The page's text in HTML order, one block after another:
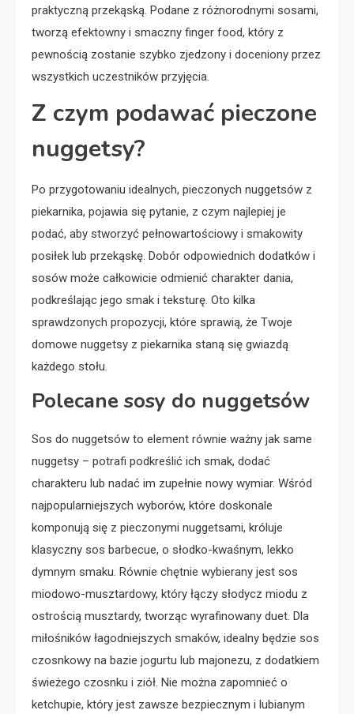
praktyczną przekąską. Podane z różnorodnymi sosami,
tworzą efektowny i smaczny finger food, który z
pewnością zostanie szybko zjedzony i doceniony przez
wszystkich uczestników przyjęcia.
Z czym podawać pieczone
nuggetsy?
Po przygotowaniu idealnych, pieczonych nuggetsów z
piekarnika, pojawia się pytanie, z czym najlepiej je
podać, aby stworzyć pełnowartościowy i smakowity
posiłek lub przekąskę. Dobór odpowiednich dodatków i
sosów może całkowicie odmienić charakter dania,
podkreślając jego smak i teksturę. Oto kilka
sprawdzonych propozycji, które sprawią, że Twoje
domowe nuggetsy z piekarnika staną się gwiazdą
każdego stołu.
Polecane sosy do nuggetsów
Sos do nuggetsów to element równie ważny jak same
nuggetsy – potrafi podkreślić ich smak, dodać
charakteru lub nadać im zupełnie nowy wymiar. Wśród
najpopularniejszych wyborów, które doskonale
komponują się z pieczonymi nuggetsami, króluje
klasyczny sos barbecue, o słodko-kwaśnym, lekko
dymnym smaku. Równie chętnie wybierany jest sos
miodowo-musztardowy, który łączy słodycz miodu z
ostrością musztardy, tworząc wyrafinowany duet. Dla
miłośników łagodniejszych smaków, idealny będzie sos
czosnkowy na bazie jogurtu lub majonezu, z dodatkiem
świeżego czosnku i ziół. Nie można zapomnieć o
ketchupie, który jest zawsze bezpiecznym i lubianym